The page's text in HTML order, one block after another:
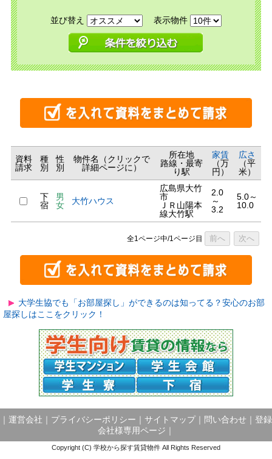
並び替え 表示物件
資料
請求
種
別
性
別
物件名（クリックで
詳細ページに）
所在地
路線・最寄
り駅
家賃
（万
円）
広さ
（平
米）
下
宿
男
女
大竹ハウス
広島県大竹
市
ＪＲ山陽本
線大竹駅
2.0
～
3.2
5.0～
10.0
全1ページ中/1ページ目 前へ 次へ
大学生協でも「お部屋探し」ができるのは知ってる？安心のお部
屋探しはここをクリック！
運営会社 プライバシーポリシー サイトマップ｜ 問い合わせ
登録
会社様専用ページ
Copyright (C) 学校から探す賃貸物件 All Rights Reserved